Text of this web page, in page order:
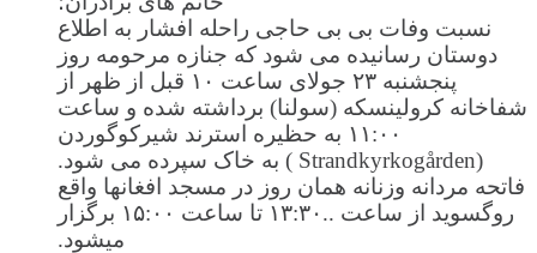
نسبت وفات بی بی حاجی راحله افشار به اطلاع
دوستان رسانیده می شود که جنازه مرحومه روز
پنجشنبه ۲۳ جولای ساعت ۱۰ قبل از ظهر از
شفاخانه کرولینسکه (سولنا) برداشته شده و ساعت
۱۱:۰۰ به حظیره استرند شیرکوگوردن
(Strandkyrkogården ) به خاک سپرده می شود.
فاتحه مردانه وزنانه همان روز در مسجد افغانها واقع
روگسوید از ساعت ..۱۳:۳۰ تا ساعت ۱۵:۰۰ برگزار
میشود.